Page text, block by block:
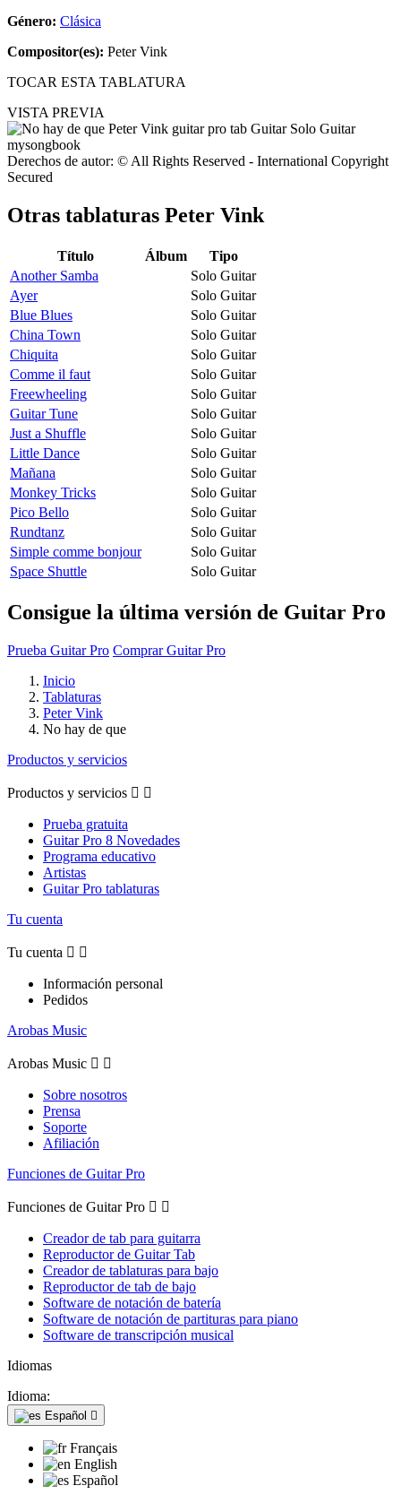
Género: Clásica
Compositor(es): Peter Vink
TOCAR ESTA TABLATURA
VISTA PREVIA
Derechos de autor: © All Rights Reserved - International Copyright
Secured
Otras tablaturas Peter Vink
Título Álbum
Tipo
Another Samba
Solo Guitar
Ayer
Solo Guitar
Blue Blues
Solo Guitar
China Town
Solo Guitar
Chiquita
Solo Guitar
Comme il faut
Solo Guitar
Freewheeling
Solo Guitar
Guitar Tune
Solo Guitar
Just a Shuffle
Solo Guitar
Little Dance
Solo Guitar
Mañana
Solo Guitar
Monkey Tricks
Solo Guitar
Pico Bello
Solo Guitar
Rundtanz
Solo Guitar
Simple comme bonjour
Solo Guitar
Space Shuttle
Solo Guitar
Consigue la última versión de Guitar Pro
Prueba Guitar Pro Comprar Guitar Pro
Inicio
Tablaturas
Peter Vink
No hay de que
Productos y servicios
Productos y servicios  
Prueba gratuita
Guitar Pro 8 Novedades
Programa educativo
Artistas
Guitar Pro tablaturas
Tu cuenta
Tu cuenta  
Información personal
Pedidos
Arobas Music
Arobas Music  
Sobre nosotros
Prensa
Soporte
Afiliación
Funciones de Guitar Pro
Funciones de Guitar Pro  
Creador de tab para guitarra
Reproductor de Guitar Tab
Creador de tablaturas para bajo
Reproductor de tab de bajo
Software de notación de batería
Software de notación de partituras para piano
Software de transcripción musical
Idiomas
Idioma:
Español 
Français
English
Español